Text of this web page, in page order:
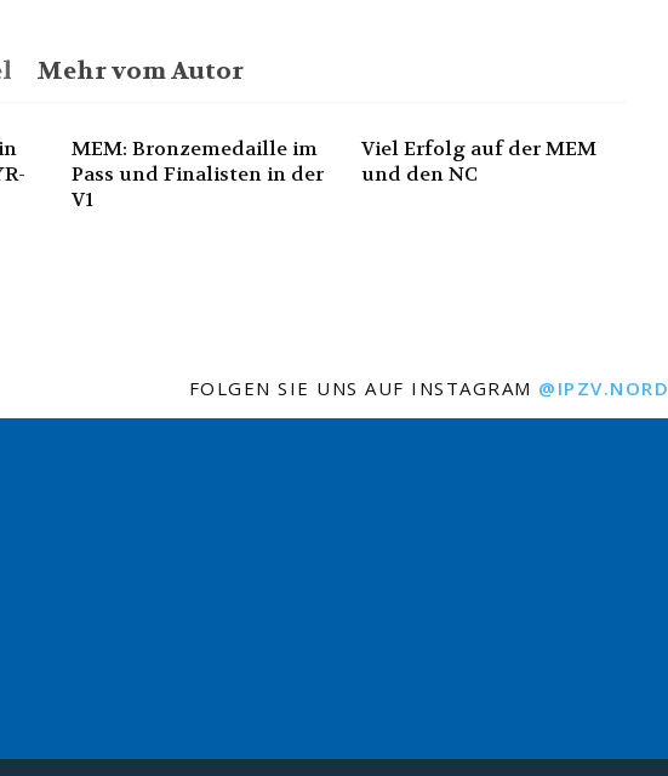
Mehr vom Autor
MEM: Bronzemedaille im
Pass und Finalisten in der
V1
Viel Erfolg auf der MEM
und den NC
FOLGEN SIE UNS AUF INSTAGRAM @IPZV.NORD